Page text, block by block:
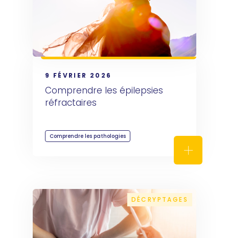
9 FÉVRIER 2026
Comprendre les épilepsies
réfractaires
Comprendre les pathologies
DÉCRYPTAGES